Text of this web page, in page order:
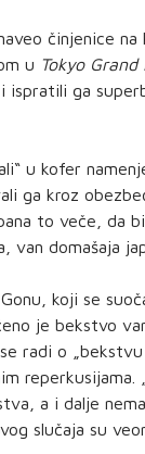
činjenice na
u Tokyo
ispratili ga
u kofer
ga kroz
to veče, da
van domašaja
Gonu, koji se
je bekstvo
radi o
reperkusijama.
a i dalje
slučaja su